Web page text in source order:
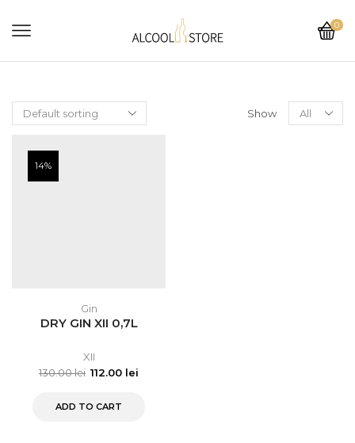
0
Show
14%
Gin
DRY GIN XII 0,7L
XII
130.00lei 112.00 lei
ADD TO CART